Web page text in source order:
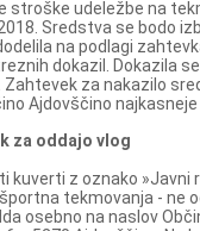
stroške udeležbe na
Sredstva se bodo
na podlagi
dokazil. Dokazila
Zahtevek za nakazilo
Ajdovščino najkasneje
za oddajo vlog
kuverti z oznako »Javni
tekmovanja - ne
osebno na naslov